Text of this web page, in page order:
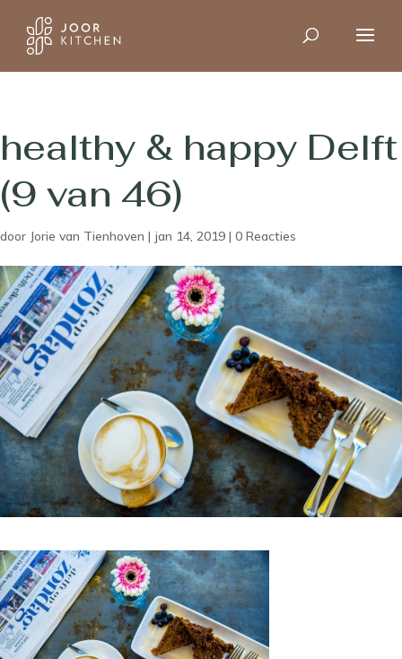
healthy & happy Delft
(9 van 46)
door Jorie van Tienhoven | jan 14, 2019 | 0 Reacties